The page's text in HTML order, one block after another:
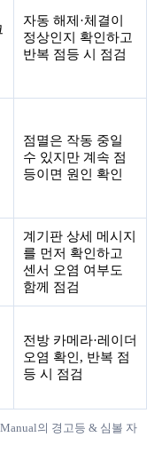
자동 해제·체결이
정상인지 확인하고
반복 점등 시 점검
점멸은 작동 중일
수 있지만 계속 점
등이면 원인 확인
계기판 상세 메시지
를 먼저 확인하고
센서 오염 여부도
함께 점검
전방 카메라·레이더
오염 확인, 반복 점
등 시 점검
의 경고등 & 심볼 자